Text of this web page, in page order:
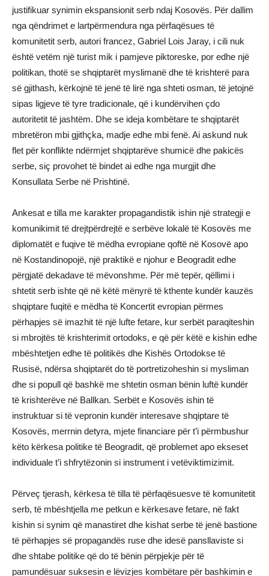
justifikuar synimin ekspansionit serb ndaj Kosovës. Për dallim
nga qëndrimet e lartpërmendura nga përfaqësues të
komunitetit serb, autori francez, Gabriel Lois Jaray, i cili nuk
është vetëm një turist mik i pamjeve piktoreske, por edhe një
politikan, thotë se shqiptarët myslimanë dhe të krishterë para
së gjithash, kërkojnë të jenë të lirë nga shteti osman, të jetojnë
sipas ligjeve të tyre tradicionale, që i kundërvihen çdo
autoritetit të jashtëm. Dhe se ideja kombëtare te shqiptarët
mbretëron mbi gjithçka, madje edhe mbi fenë. Ai askund nuk
flet për konflikte ndërmjet shqiptarëve shumicë dhe pakicës
serbe, siç provohet të bindet ai edhe nga murgjit dhe
Konsullata Serbe në Prishtinë.
Ankesat e tilla me karakter propagandistik ishin një strategji e
komunikimit të drejtpërdrejtë e serbëve lokalë të Kosovës me
diplomatët e fuqive të mëdha evropiane qoftë në Kosovë apo
në Kostandinopojë, një praktikë e njohur e Beogradit edhe
përgjatë dekadave të mëvonshme. Për më tepër, qëllimi i
shtetit serb ishte që në këtë mënyrë të kthente kundër kauzës
shqiptare fuqitë e mëdha të Koncertit evropian përmes
përhapjes së imazhit të një lufte fetare, kur serbët paraqiteshin
si mbrojtës të krishterimit ortodoks, e që për këtë e kishin edhe
mbështetjen edhe të politikës dhe Kishës Ortodokse të
Rusisë, ndërsa shqiptarët do të portretizoheshin si mysliman
dhe si popull që bashkë me shtetin osman bënin luftë kundër
të krishterëve në Ballkan. Serbët e Kosovës ishin të
instruktuar si të vepronin kundër interesave shqiptare të
Kosovës, merrnin detyra, mjete financiare për t’i përmbushur
këto kërkesa politike të Beogradit, që problemet apo ekseset
individuale t’i shfrytëzonin si instrument i vetëviktimizimit.
Përveç tjerash, kërkesa të tilla të përfaqësuesve të komunitetit
serb, të mbështjella me petkun e kërkesave fetare, në fakt
kishin si synim që manastiret dhe kishat serbe të jenë bastione
të përhapjes së propagandës ruse dhe idesë pansllaviste si
dhe shtabe politike që do të bënin përpjekje për të
pamundësuar suksesin e lëvizjes kombëtare për bashkimin e